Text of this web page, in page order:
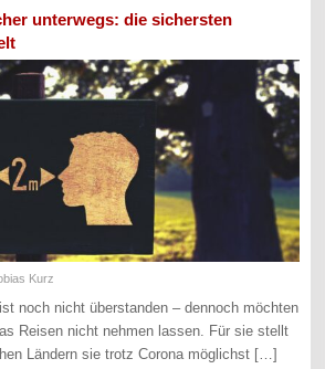
unterwegs: die sichersten
Kurz
noch nicht überstanden – dennoch möchten
Reisen nicht nehmen lassen. Für sie stellt
Ländern sie trotz Corona möglichst […]